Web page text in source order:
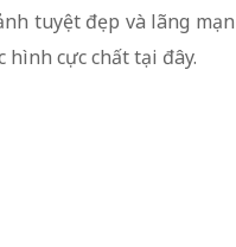
tuyệt đẹp và lãng mạn
cực chất tại đây.